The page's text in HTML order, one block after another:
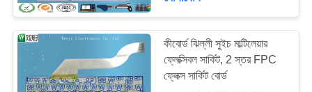
কীবোর্ড ঝিল্লী সুইচ মাল্টিলেয়ার
ফ্লেক্সিবল সার্কিট, 2 স্তর FPC
ফ্লেক্স সার্কিট বোর্ড